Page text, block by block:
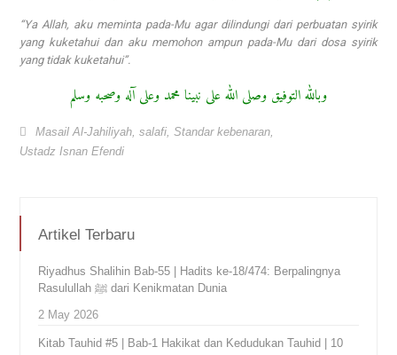
“Ya Allah, aku meminta pada-Mu agar dilindungi dari perbuatan syirik
yang kuketahui dan aku memohon ampun pada-Mu dari dosa syirik
yang tidak kuketahui”.
وبالله التوفيق وصلى الله على نبينا محمد وعلى آله وصحبه وسلم
Masail Al-Jahiliyah ,salafi ,Standar kebenaran
Ustadz Isnan Efendi
Artikel Terbaru
Riyadhus Shalihin Bab-55 | Hadits ke-18/474: Berpalingnya
Rasulullah ﷺ dari Kenikmatan Dunia
2 May 2026
Kitab Tauhid #5 | Bab-1 Hakikat dan Kedudukan Tauhid | 10